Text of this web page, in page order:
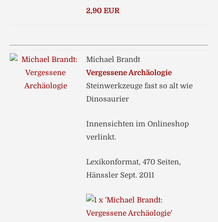
2,90 EUR
Michael Brandt
Vergessene Archäologie
Steinwerkzeuge fast so alt wie
Dinosaurier
Innensichten im Onlineshop
verlinkt.
Lexikonformat, 470 Seiten,
Hänssler Sept. 2011